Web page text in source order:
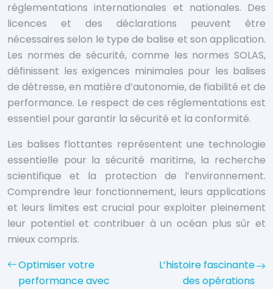
réglementations internationales et nationales. Des
licences et des déclarations peuvent être
nécessaires selon le type de balise et son application.
Les normes de sécurité, comme les normes SOLAS,
définissent les exigences minimales pour les balises
de détresse, en matière d’autonomie, de fiabilité et de
performance. Le respect de ces réglementations est
essentiel pour garantir la sécurité et la conformité.
Les balises flottantes représentent une technologie
essentielle pour la sécurité maritime, la recherche
scientifique et la protection de l’environnement.
Comprendre leur fonctionnement, leurs applications
et leurs limites est crucial pour exploiter pleinement
leur potentiel et contribuer à un océan plus sûr et
mieux compris.
Optimiser votre
performance avec
L’histoire fascinante
des opérations